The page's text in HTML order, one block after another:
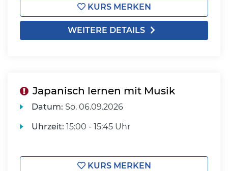
KURS MERKEN
WEITERE DETAILS
Japanisch lernen mit Musik
Datum: So. 06.09.2026
Uhrzeit: 15:00 - 15:45 Uhr
KURS MERKEN